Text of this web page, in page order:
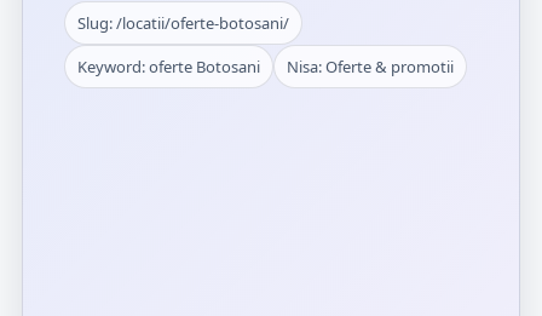
Slug: /locatii/oferte-botosani/
Keyword: oferte Botosani
Nisa: Oferte & promotii